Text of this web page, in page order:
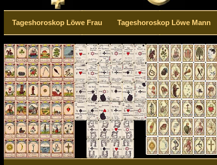
Tageshoroskop Löwe Frau Tageshoroskop Löwe Mann